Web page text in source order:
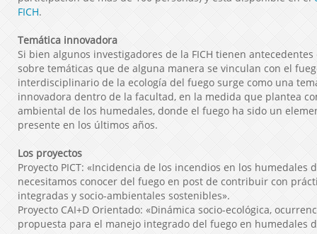
FICH.
Temática innovadora
Si bien algunos investigadores de la FICH tienen
sobre temáticas que de alguna manera se vinculan con el
interdisciplinario de la ecología del fuego surge como una
innovadora dentro de la facultad, en la medida que plantea
ambiental de los humedales, donde el fuego ha sido un
presente en los últimos años.
Los proyectos
Proyecto PICT: «Incidencia de los incendios en los humedales
necesitamos conocer del fuego en post de contribuir con
integradas y socio-ambientales sostenibles».
Proyecto CAI+D Orientado: «Dinámica socio-ecológica,
propuesta para el manejo integrado del fuego en humedales